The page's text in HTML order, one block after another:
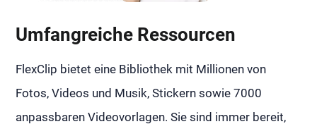
Umfangreiche Ressourcen
FlexClip bietet eine Bibliothek mit Millionen von
Fotos, Videos und Musik, Stickern sowie 7000
anpassbaren Videovorlagen. Sie sind immer bereit,